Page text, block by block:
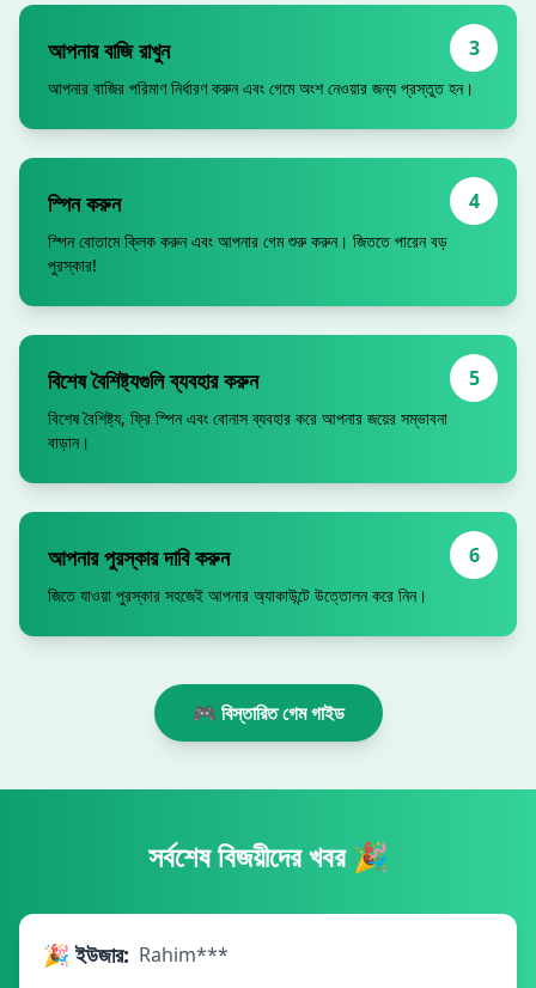
3
আপনার বাজি রাখুন
আপনার বাজির পরিমাণ নির্ধারণ করুন এবং গেমে অংশ নেওয়ার জন্য প্রস্তুত হন।
4
স্পিন করুন
স্পিন বোতামে ক্লিক করুন এবং আপনার গেম শুরু করুন। জিততে পারেন বড়
পুরস্কার!
5
বিশেষ বৈশিষ্ট্যগুলি ব্যবহার করুন
বিশেষ বৈশিষ্ট্য, ফ্রি স্পিন এবং বোনাস ব্যবহার করে আপনার জয়ের সম্ভাবনা
বাড়ান।
6
আপনার পুরস্কার দাবি করুন
জিতে যাওয়া পুরস্কার সহজেই আপনার অ্যাকাউন্টে উত্তোলন করে নিন।
🎮 বিস্তারিত গেম গাইড
সর্বশেষ বিজয়ীদের খবর 🎉
🎉 ইউজার: Rahim***